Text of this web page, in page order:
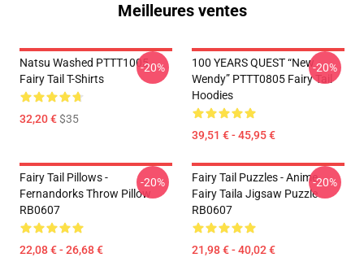
Meilleures ventes
Natsu Washed PTTT1005
Fairy Tail T-Shirts
32,20 €$35
-20%
100 YEARS QUEST “New
Wendy” PTTT0805 Fairy Tail
Hoodies
39,51 € - 45,95 €
-20%
Fairy Tail Pillows -
Fernandorks Throw Pillow
RB0607
22,08 € - 26,68 €
-20%
Fairy Tail Puzzles - Anime
Fairy Taila Jigsaw Puzzle
RB0607
21,98 € - 40,02 €
-20%